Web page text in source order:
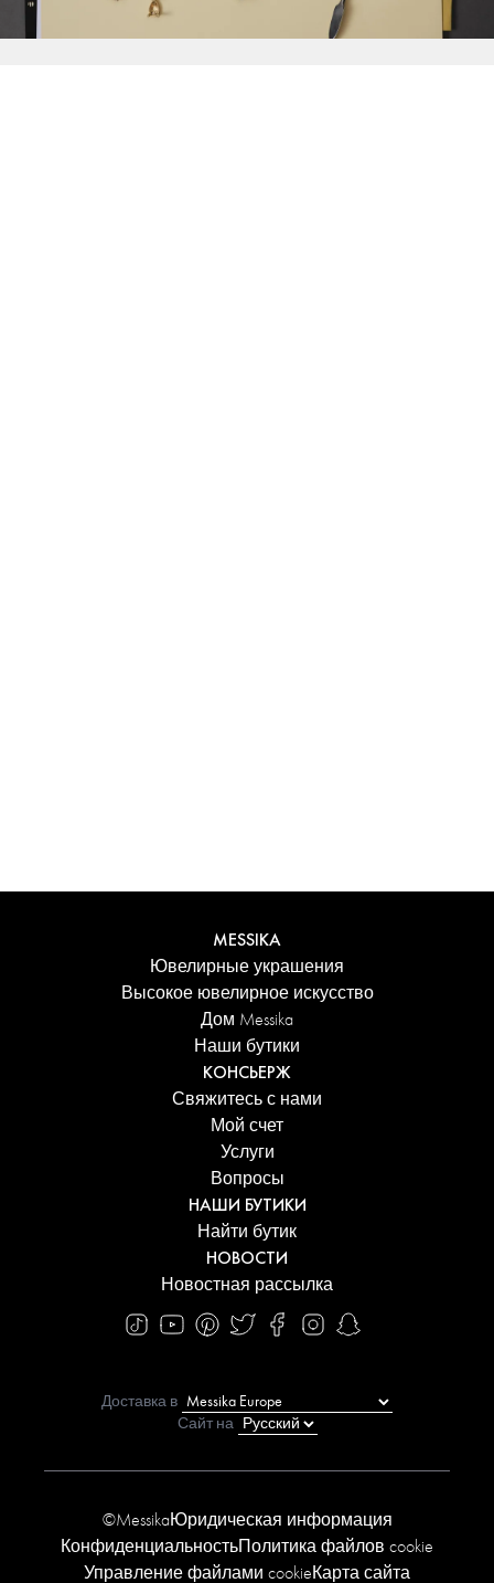
ПОДРОБНЕЕ
MESSIKA
Ювелирные украшения
Высокое ювелирное искусство
Дом Messika
Наши бутики
КОНСЬЕРЖ
Свяжитесь с нами
Мой счет
Услуги
Вопросы
НАШИ БУТИКИ
Найти бутик
НОВОСТИ
Новостная рассылка
©MessikaЮридическая информация
КонфиденциальностьПолитика файлов cookie
Управление файлами cookieКарта сайта
Доставка в
Сайт на